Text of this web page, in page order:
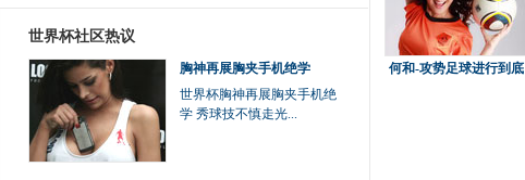
世界杯社区热议
胸神再展胸夹手机绝学
世界杯胸神再展胸夹手机绝
学 秀球技不慎走光...
何和-攻势足球进行到底